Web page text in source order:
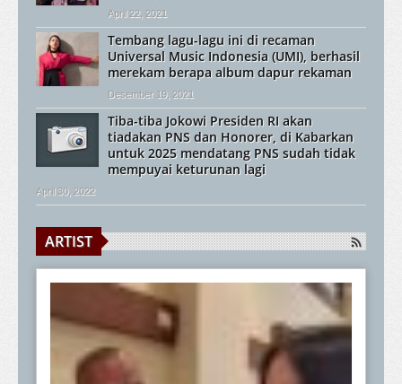
April 22, 2021
Tembang lagu-lagu ini di recaman
Universal Music Indonesia (UMI), berhasil
merekam berapa album dapur rekaman
Desember 19, 2021
Tiba-tiba Jokowi Presiden RI akan
tiadakan PNS dan Honorer, di Kabarkan
untuk 2025 mendatang PNS sudah tidak
mempuyai keturunan lagi
April 30, 2022
ARTIST